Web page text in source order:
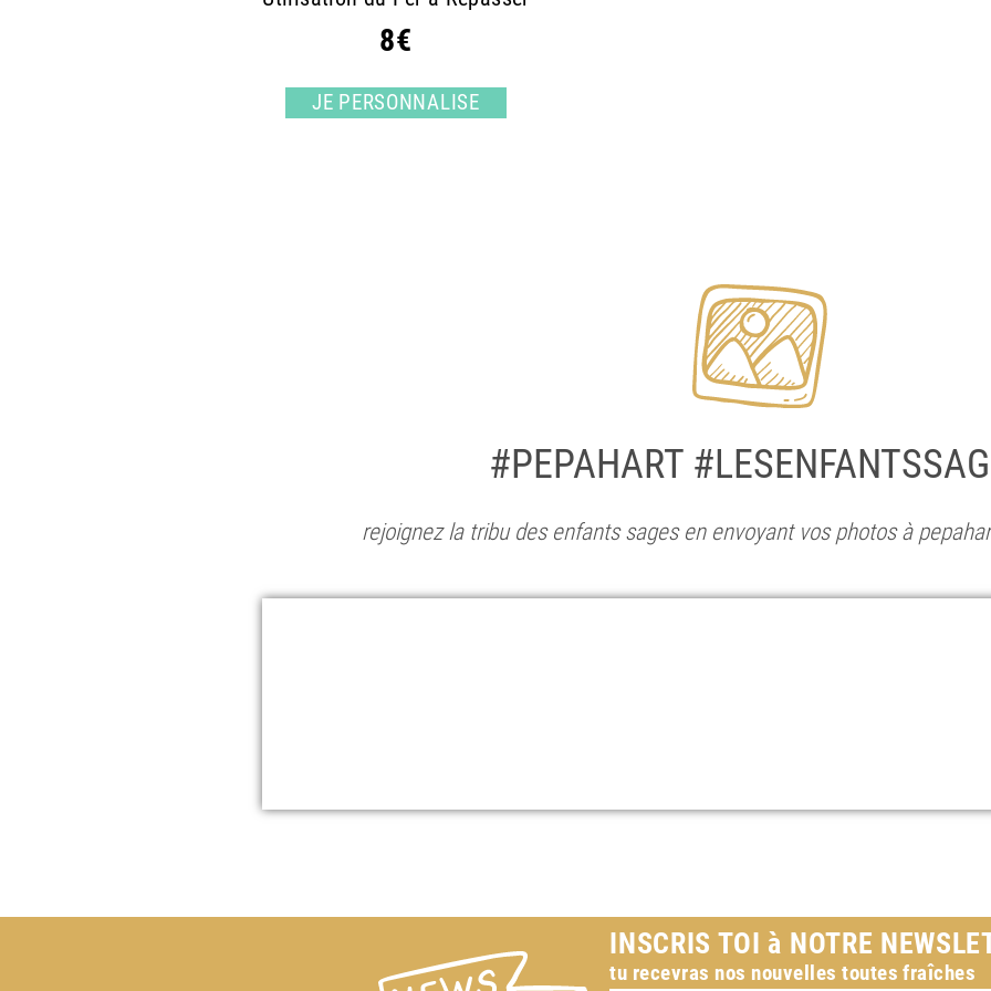
8€
JE PERSONNALISE
#PEPAHART
rejoignez la tribu des enfants sages en envoyant vos photos à
INSCRIS TOI à NOTRE
tu recevras nos nouvelles toutes fraîches